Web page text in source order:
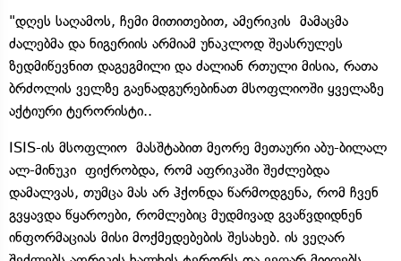
"დღეს საღამოს, ჩემი მითითებით, ამერიკის მამაცმა
ძალებმა და ნიგერიის არმიამ უნაკლოდ შეასრულეს
ზედმიწევნით დაგეგმილი და ძალიან რთული მისია, რათა
ბრძოლის ველზე გაენადგურებინათ მსოფლიოში ყველაზე
აქტიური ტერორისტი..
ISIS-ის მსოფლიო მასშტაბით მეორე მეთაური აბუ-ბილალ
ალ-მინუკი ფიქრობდა, რომ აფრიკაში შეძლებდა
დამალვას, თუმცა მას არ ჰქონდა წარმოდგენა, რომ ჩვენ
გვყავდა წყაროები, რომლებიც მუდმივად გვაწვდიდნენ
ინფორმაციას მისი მოქმედებების შესახებ. ის ვეღარ